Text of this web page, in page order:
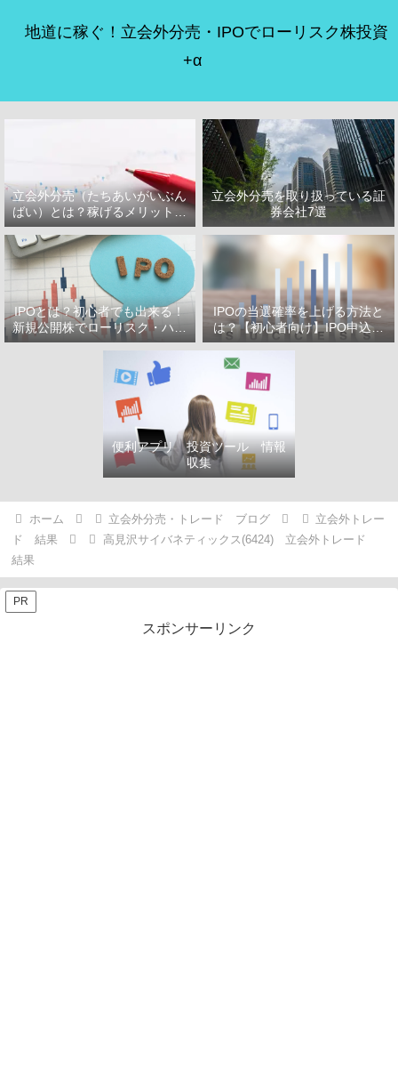
地道に稼ぐ！立会外分売・IPOでローリスク株投資
+α
立会外分売（たちあいがいぶん
ばい）とは？稼げるメリット・
デメリット
立会外分売を取り扱っている証
券会社7選
IPOとは？初心者でも出来る！
新規公開株でローリスク・ハイ
リターン投資をはじめよう！
IPOの当選確率を上げる方法と
は？【初心者向け】IPO申込で
選ぶべき証券会社
便利アプリ 投資ツール 情報
収集
ホーム 立会外分売・トレード ブログ
立会外トレー
ド 結果
高見沢サイバネティックス(6424) 立会外トレード
結果
PR
スポンサーリンク